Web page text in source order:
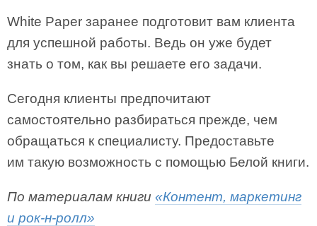
White Paper заранее подготовит вам клиента
для успешной работы. Ведь он уже будет
знать о том, как вы решаете его задачи.
Сегодня клиенты предпочитают
самостоятельно разбираться прежде, чем
обращаться к специалисту. Предоставьте
им такую возможность с помощью Белой книги.
По материалам книги «Контент, маркетинг
и рок-н-ролл»